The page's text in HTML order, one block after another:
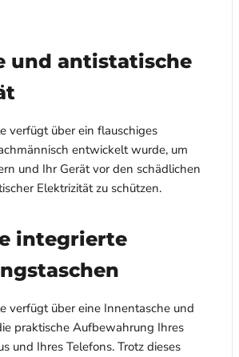
und antistatische
verfügt über ein flauschiges
entwickelt wurde, um
und Ihr Gerät vor den schädlichen
Elektrizität zu schützen.
integrierte
verfügt über eine Innentasche und
praktische Aufbewahrung Ihres
und Ihres Telefons. Trotz dieses